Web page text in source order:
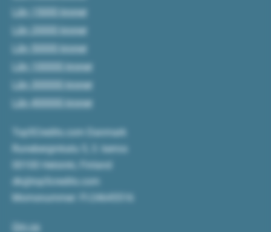
Lån 15000 kroner
Lån 20000 kroner
Lån 50000 kroner
Lån 100000 kroner
Lån 300000 kroner
Lån 400000 kroner
Top5Credits.com Danmark
Runeberginkatu 5, 3. kerros
00100 Helsinki, Finland
dk@top5credits.com
Momsnummer: FI-24645516
Om os